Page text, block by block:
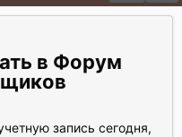
Форум
запись сегодня,